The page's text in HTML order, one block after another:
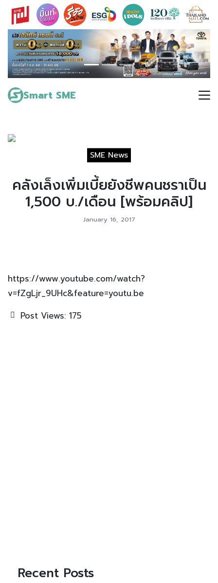
Skip
content
Smart SME
Search
for:
SME News
คลังเล็งเพิ่มเบี้ยยังชีพคนชราเป็น
1,500 บ./เดือน [พร้อมคลิป]
January 16, 2017
https://www.youtube.com/watch?
v=fZgLjr_9UHc&feature=youtu.be
Post Views: 175
Recent Posts